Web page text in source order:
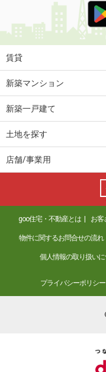
賃貸
新築マンション
新築一戸建て
土地を探す
店舗/事業用
goo住宅・不動産とは お客
物件に関するお問合せの流れ
個人情報の取り扱い
プライバシーポリシー